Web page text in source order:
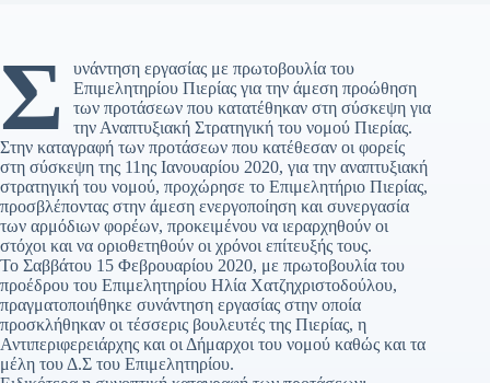
Σ
υνάντηση εργασίας με πρωτοβουλία του
Επιμελητηρίου Πιερίας για την άμεση προώθηση
των προτάσεων που κατατέθηκαν στη σύσκεψη για
την Αναπτυξιακή Στρατηγική του νομού Πιερίας.
Στην καταγραφή των προτάσεων που κατέθεσαν οι φορείς
στη σύσκεψη της 11ης Ιανουαρίου 2020, για την αναπτυξιακή
στρατηγική του νομού, προχώρησε το Επιμελητήριο Πιερίας,
προσβλέποντας στην άμεση ενεργοποίηση και συνεργασία
των αρμόδιων φορέων, προκειμένου να ιεραρχηθούν οι
στόχοι και να οριοθετηθούν οι χρόνοι επίτευξής τους.
Το Σαββάτου 15 Φεβρουαρίου 2020, με πρωτοβουλία του
προέδρου του Επιμελητηρίου Ηλία Χατζηχριστοδούλου,
πραγματοποιήθηκε συνάντηση εργασίας στην οποία
προσκλήθηκαν οι τέσσερις βουλευτές της Πιερίας, η
Αντιπεριφερειάρχης και οι Δήμαρχοι του νομού καθώς και τα
μέλη του Δ.Σ του Επιμελητηρίου.